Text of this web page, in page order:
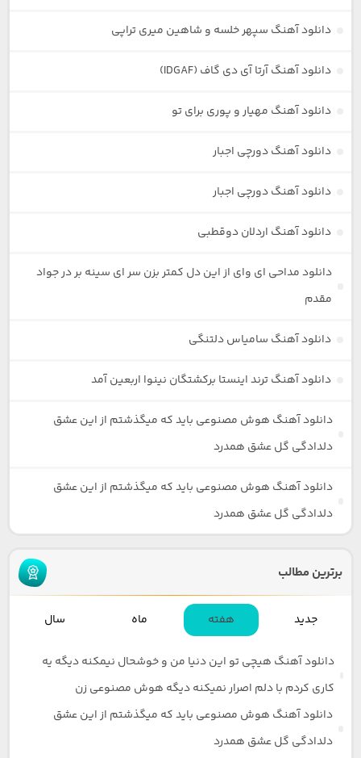
دانلود آهنگ سپهر خلسه و شاهین میری تراپی
دانلود آهنگ آرتا آی دی گاف (IDGAF)
دانلود آهنگ مهیار و پوری برای تو
دانلود آهنگ دورچی اجبار
دانلود آهنگ دورچی اجبار
دانلود آهنگ اردلان دوقطبی
دانلود مداحی ای وای از این دل کمتر بزن سر ای سینه بر در جواد
مقدم
دانلود آهنگ سامیاس دلتنگی
دانلود آهنگ ترند اینستا برکشتگان نینوا اربعین آمد
دانلود آهنگ هوش مصنوعی باید که میگذشتم از این عشق
دلدادگی گل عشق همدرد
دانلود آهنگ هوش مصنوعی باید که میگذشتم از این عشق
دلدادگی گل عشق همدرد
برترین مطالب
جدید هفته ماه سال
دانلود آهنگ هیچی تو این دنیا من و خوشحال نیمکنه دیگه یه
کاری کردم با دلم اصرار نمیکنه دیگه هوش مصنوعی زن
دانلود آهنگ هوش مصنوعی باید که میگذشتم از این عشق
دلدادگی گل عشق همدرد